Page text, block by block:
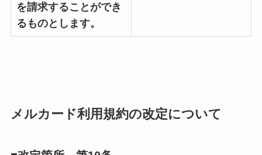
を請求することができ
るものとします。
メルカード利用規約の改定について